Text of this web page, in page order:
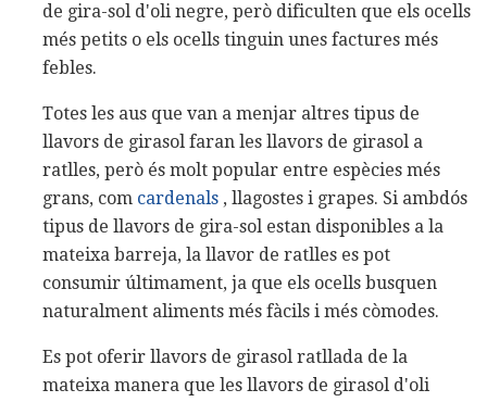
de gira-sol d'oli negre, però dificulten que els ocells
més petits o els ocells tinguin unes factures més
febles.
Totes les aus que van a menjar altres tipus de
llavors de girasol faran les llavors de girasol a
ratlles, però és molt popular entre espècies més
grans, com cardenals , llagostes i grapes. Si ambdós
tipus de llavors de gira-sol estan disponibles a la
mateixa barreja, la llavor de ratlles es pot
consumir últimament, ja que els ocells busquen
naturalment aliments més fàcils i més còmodes.
Es pot oferir llavors de girasol ratllada de la
mateixa manera que les llavors de girasol d'oli